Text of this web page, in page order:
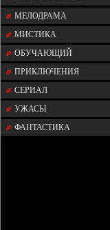
МЕЛОДРАМА
МИСТИКА
ОБУЧАЮЩИЙ
ПРИКЛЮЧЕНИЯ
СЕРИАЛ
УЖАСЫ
ФАНТАСТИКА